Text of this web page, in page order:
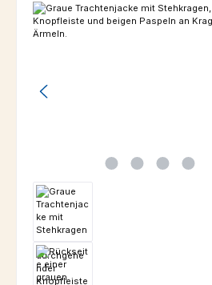
Bildergalerie überspringen